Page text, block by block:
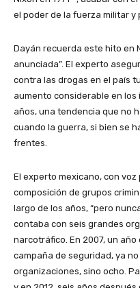
el poder de la fuerza militar y
Dayán recuerda este hito en
anunciada”. El experto
contra las drogas en el país
aumento considerable en los
años, una tendencia que no
cuando la guerra, si bien se
frentes.
El experto mexicano, con
composición de grupos
largo de los años, “pero
contaba con seis grandes
narcotráfico. En 2007, un
campaña de seguridad, ya
organizaciones, sino ocho.